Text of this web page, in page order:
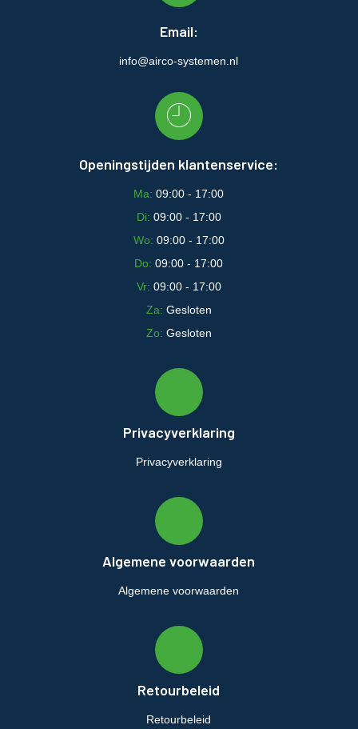
Email:
info@airco-systemen.nl
Openingstijden klantenservice:
Ma:09:00 - 17:00
Di: 09:00 - 17:00
Wo: 09:00 - 17:00
Do:09:00 - 17:00
Vr: 09:00 - 17:00
Za: Gesloten
Zo: Gesloten
Privacyverklaring
Privacyverklaring
Algemene voorwaarden
Algemene voorwaarden
Retourbeleid
Retourbeleid